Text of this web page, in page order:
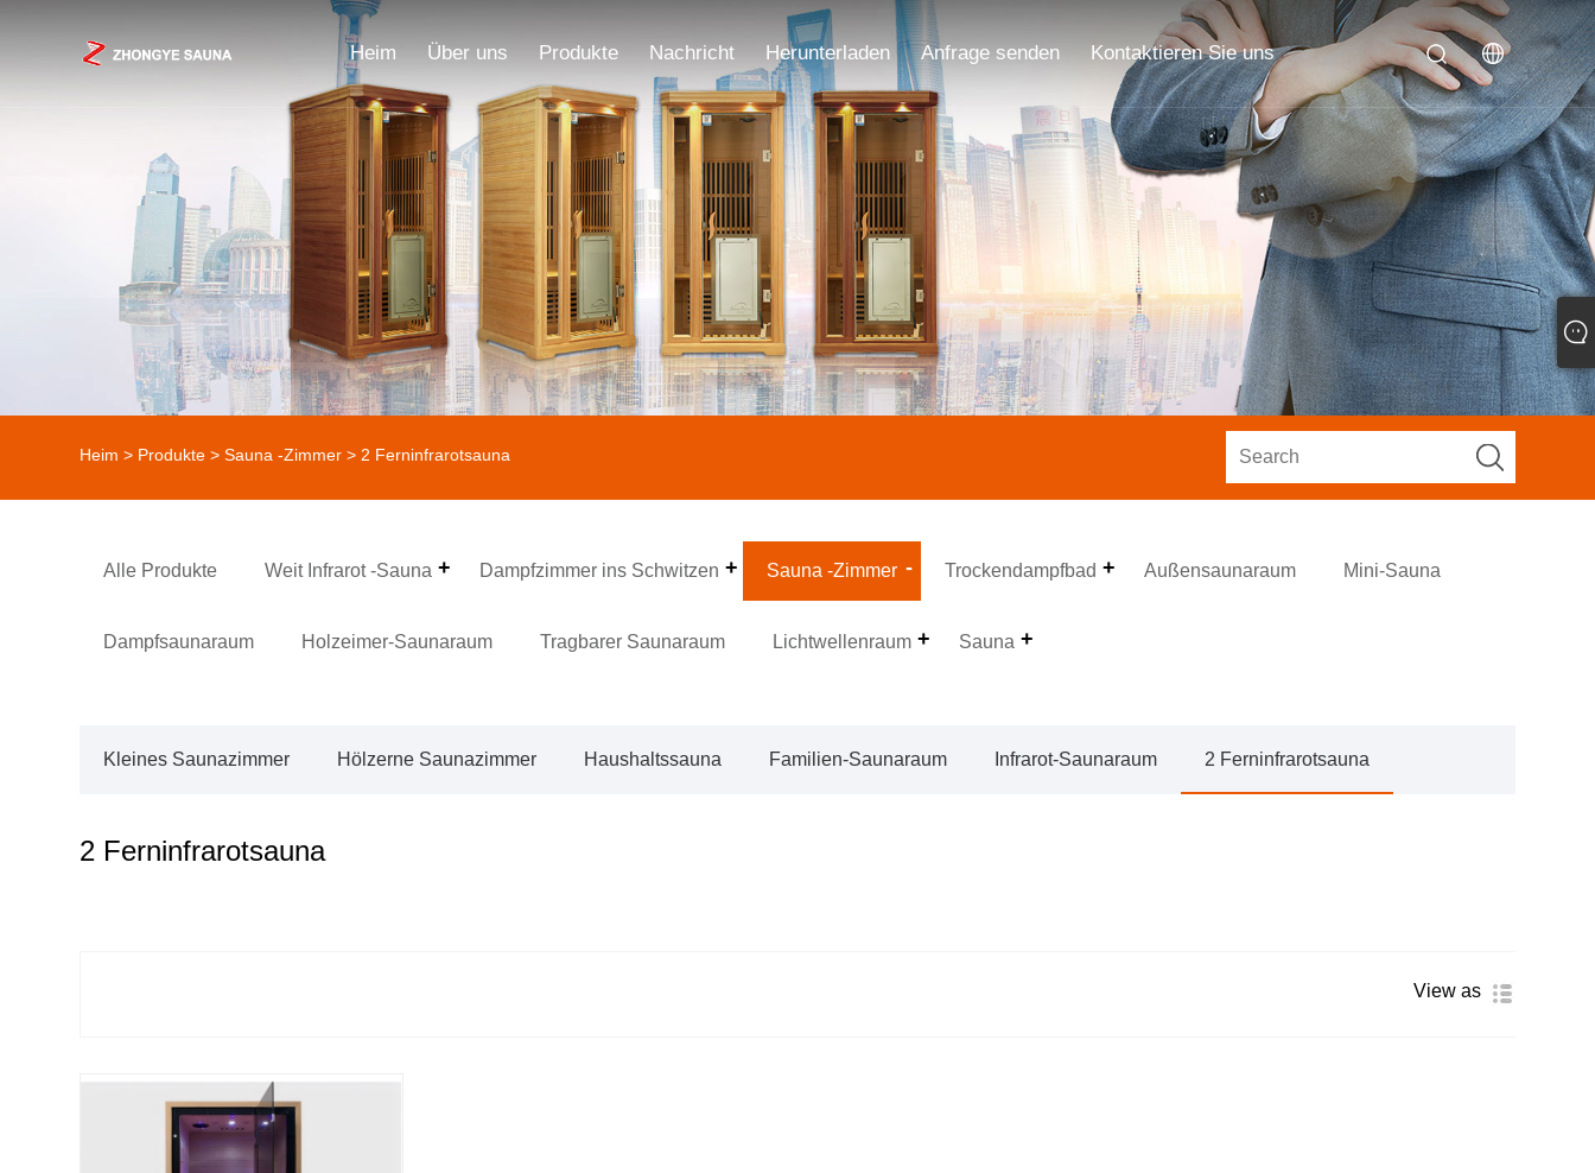
Heim Über uns Produkte Nachricht Herunterladen Anfrage senden Kontaktieren Sie uns
Heim > Produkte >Sauna -Zimmer > 2 Ferninfrarotsauna
Alle Produkte Weit Infrarot -Sauna Dampfzimmer ins Schwitzen Sauna -Zimmer Trockendampfbad Außensaunaraum Mini-Sauna
Dampfsaunaraum Holzeimer-Saunaraum Tragbarer Saunaraum Lichtwellenraum Sauna
Kleines Saunazimmer Hölzerne Saunazimmer Haushaltssauna Familien-Saunaraum Infrarot-Saunaraum 2 Ferninfrarotsauna
2 Ferninfrarotsauna
View as